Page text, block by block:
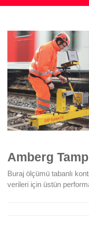
Amberg
Buraj ölçümü tabanlı
verileri için üstün